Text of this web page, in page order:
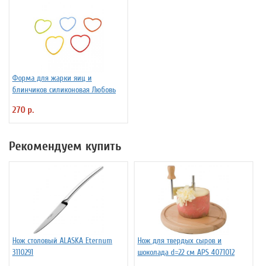
Форма для жарки яиц и
блинчиков силиконовая Любовь
270 р.
Рекомендуем купить
Нож столовый ALASKA Eternum
3110291
Нож для твердых сыров и
шоколада d=22 см APS 4071012